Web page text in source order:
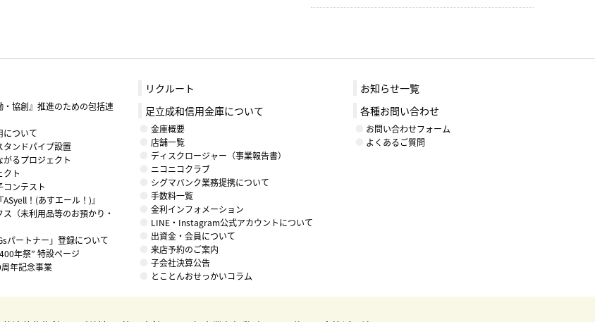
・協創』推進のための包括連
について
タンドパイプ設置
るプロジェクト
クト
コンテスト
！(あすエール！)』
（未利用品等のお預かり・
パートナー」登録について
年祭” 特設ページ
年記念事業
リクルート
足立成和信用金庫について
金庫概要
店舗一覧
ディスクロージャー（事業報告書）
ニコニコクラブ
シグマバンク業務提携について
手数料一覧
金利インフォメーション
LINE・Instagram公式アカウントについて
出資金・会員について
来店予約のご案内
子会社決算公告
とことんおせっかいコラム
お知らせ一覧
各種お問い合わせ
お問い合わせフォーム
よくあるご質問